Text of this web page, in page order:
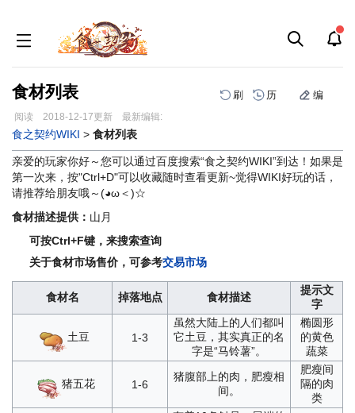
食材列表 刷 历 编
阅读 2018-12-17更新 最新编辑:
跳
到
导
航
跳
到
搜
索
食之契约WIKI > 食材列表
亲爱的玩家你好～您可以通过百度搜索“食之契约WIKI”到达！如果是
第一次来，按"Ctrl+D"可以收藏随时查看更新~觉得WIKI好玩的话，
请推荐给朋友哦～(◕ω＜)☆
食材描述提供： 山月
可按Ctrl+F键，来搜索查询
关于食材市场售价，可参考交易市场
食材名 掉落地点 食材描述
提示文
字
土豆 1-3
虽然大陆上的人们都叫
它土豆，其实真正的名
字是“马铃薯”。
椭圆形
的黄色
蔬菜
猪五花 1-6
猪腹部上的肉，肥瘦相
间。
肥瘦间
隔的肉
类